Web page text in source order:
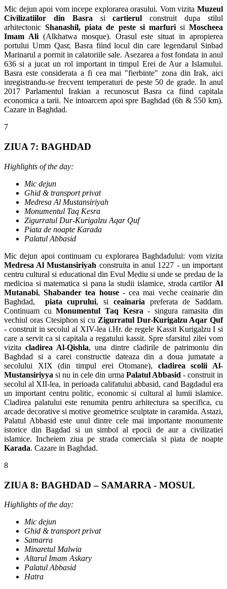
Mic dejun apoi vom incepe explorarea orasului. Vom vizita Muzeul
Civilizatiilor din Basrasicartierulconstruit dupa stilul
arhitectonicShanashil, piata de peste si marfuri si Moscheea
Imam Ali(Alkhatwa mosque). Orasul este situat in apropierea
portului Umm Qasr, Basra fiind locul din care legendarul Sinbad
Marinarul a porrnit in calatoriile sale. Asezarea a fost fondata in anul
636 si a jucat un rol important in timpul Erei de Aur a Islamului.
Basra este considerata a fi cea mai "fierbinte" zona din Irak, aici
inregistrandu-se frecvent temperaturi de peste 50 de grade. In anul
2017 Parlamentul Irakian a recunoscut Basra ca fiind capitala
economica a tarii. Ne intoarcem apoi spre Baghdad (6h & 550 km).
Cazare in Baghdad.
7
ZIUA 7: BAGHDAD
Highlights of the day:
Mic dejun
Ghid & transport privat
Medresa Al Mustansiriyah
Monumentul Taq Kesra
Zigurratul Dur-Kurigalzu Aqar Quf
Piata de noapte Karada
Palatul Abbasid
Mic dejun apoi continuam cu explorarea Baghdadului: vom vizita
Medresa Al Mustansiriyah construita in anul 1227 - un important
centru cultural si educational din Evul Mediu si unde se predau de la
medicina si matematica si pana la studii islamice, strada cartilor Al
Mutanabi,Shabander tea house- cea mai veche ceainarie din
Baghdad, piata cuprului, si ceainaria preferata de Saddam.
Continuam cuMonumentul Taq Kesra - singura ramasita din
vechiul oras Ctesiphon si cu Zigurratul Dur-Kurigalzu Aqar Quf
- construit in secolul al XIV-lea i.Hr. de regele Kassit Kurigalzu I si
care a servit ca si capitala a regatului kassit. Spre sfarsitul zilei vom
vizitacladirea Al-Qishla, una dintre cladirile de patrimoniu din
Baghdad si a carei constructie dateaza din a doua jumatate a
secolului XIX (din timpul erei Otomane), cladirea scolii Al-
Mustansiriyyasi nu in cele din urma Palatul Abbasid - construit in
secolul al XII-lea, in perioada califatului abbasid, cand Bagdadul era
un important centru politic, economic si cultural al lumii islamice.
Cladirea palatului este renumita pentru arhitectura sa specifica, cu
arcade decorative si motive geometrice sculptate in caramida. Astazi,
Palatul Abbasid este unul dintre cele mai importante monumente
istorice din Bagdad si un simbol al epocii de aur a civilizatiei
islamice. Incheiem ziua pe strada comerciala si piata de noapte
Karada. Cazare in Baghdad.
8
ZIUA 8: BAGHDAD – SAMARRA - MOSUL
Highlights of the day:
Mic dejun
Ghid & transport privat
Samarra
Minaretul Malwia
Altarul Imam Askary
Palatul Abbasid
Hatra